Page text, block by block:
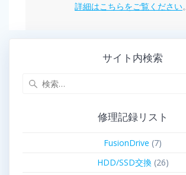
詳細はこちらをご覧ください。
サイト内検索
修理記録リスト
FusionDrive (7)
HDD/SSD交換(26)